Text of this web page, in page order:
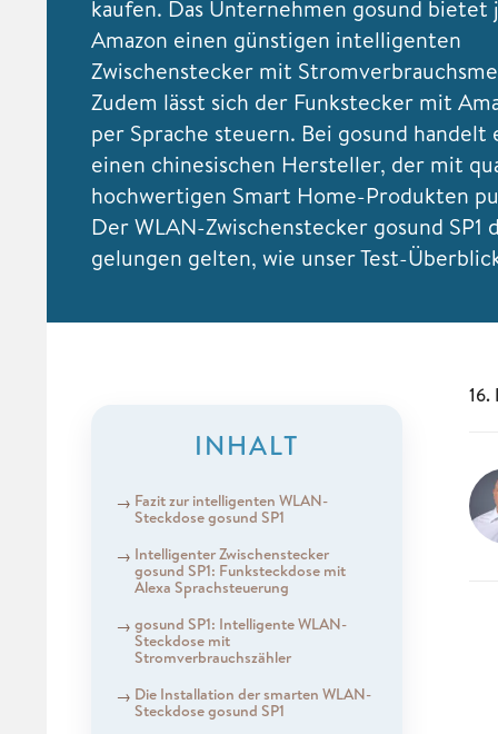
kaufen. Das Unternehmen gosund bietet
Amazon einen günstigen intelligenten
Zwischenstecker mit
Zudem lässt sich der Funkstecker mit
per Sprache steuern. Bei gosund handelt
einen chinesischen Hersteller, der mit
hochwertigen Smart Home-Produkten
Der WLAN-Zwischenstecker gosund SP1
gelungen gelten, wie unser Test-
INHALT
Fazit zur intelligenten WLAN-
Steckdose gosund SP1
Intelligenter Zwischenstecker
gosund SP1: Funksteckdose mit
Alexa Sprachsteuerung
gosund SP1: Intelligente WLAN-
Steckdose mit
Stromverbrauchszähler
Die Installation der smarten WLAN-
Steckdose gosund SP1
16.